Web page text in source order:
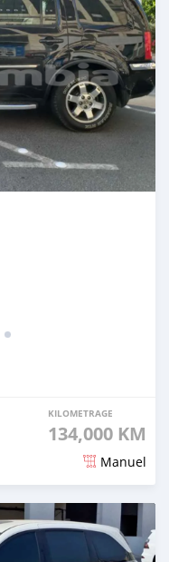
KILOMETRAGE
134,000 KM
Manuel